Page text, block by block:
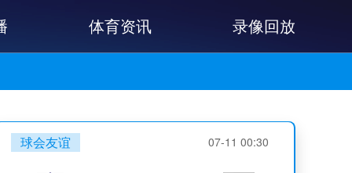
体育资讯 录像回放
球会友谊 07-11 00:30